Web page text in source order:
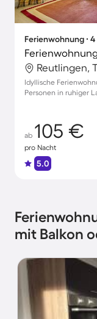
Ferienwohnung ∙
Reutlingen,
Idyllische
Personen in ruhiger
ab 105 €
pro Nacht
5.0
mit Balkon